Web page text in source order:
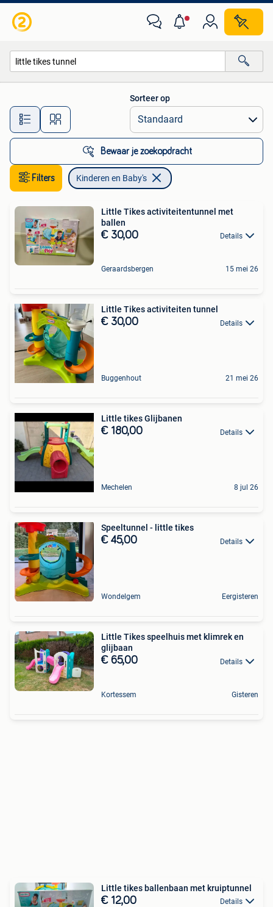
Alle afstanden…
Sorteer op
Bewaar je zoekopdracht
Filters Kinderen en Baby's
Little Tikes activiteitentunnel met
ballen
€ 30,00 Details
Geraardsbergen 15 mei 26
Little Tikes activiteiten tunnel
€ 30,00 Details
Buggenhout 21 mei 26
Little tikes Glijbanen
€ 180,00 Details
Mechelen 8 jul 26
Speeltunnel - little tikes
€ 45,00 Details
Wondelgem Eergisteren
Little Tikes speelhuis met klimrek en
glijbaan
€ 65,00 Details
Kortessem Gisteren
Little tikes ballenbaan met kruiptunnel
€ 12,00 Details